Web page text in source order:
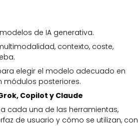
de IA generativa.
contexto, coste,
elegir el modelo adecuado en
módulos posteriores.
Copilot y Claude
cada una de las herramientas,
de usuario y cómo se utilizan, con